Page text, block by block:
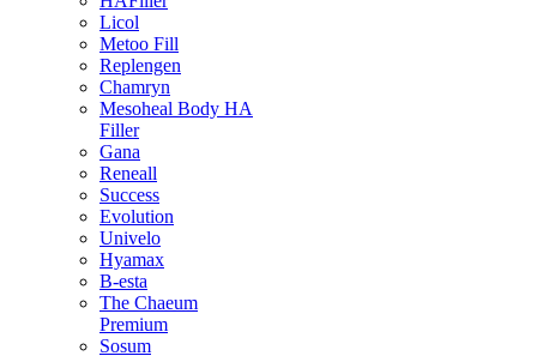
Licol
Metoo Fill
Replengen
Chamryn
Mesoheal Body HA
Filler
Gana
Reneall
Success
Evolution
Univelo
Hyamax
B-esta
The Chaeum
Premium
Sosum